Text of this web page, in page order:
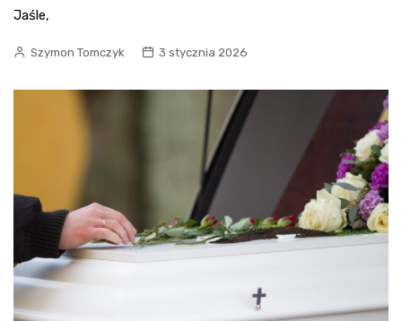
Jaśle,
Szymon Tomczyk 3 stycznia 2026